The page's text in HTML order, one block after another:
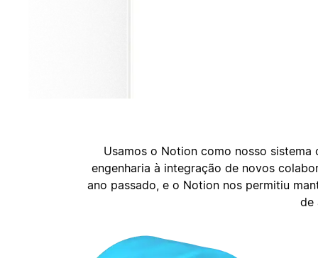
Usamos o Notion como nosso
engenharia à integração de novos
ano passado, e o Notion nos permitiu
de